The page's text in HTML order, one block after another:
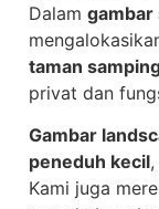
Dalam gambar
taman
privat dan
Gambar
peneduh kecil,
Kami juga